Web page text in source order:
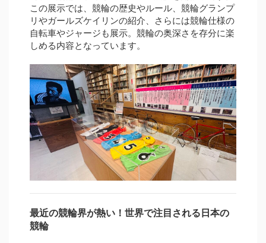
この展示では、競輪の歴史やルール、競輪グランプ
リやガールズケイリンの紹介、さらには競輪仕様の
自転車やジャージも展示。競輪の奥深さを存分に楽
しめる内容となっています。
最近の競輪界が熱い！世界で注目される日本の
競輪